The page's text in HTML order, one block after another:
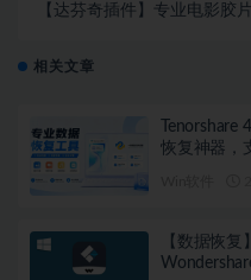
【达芬奇插件】专业电影胶
相关文章
恢复神器，
【数据恢